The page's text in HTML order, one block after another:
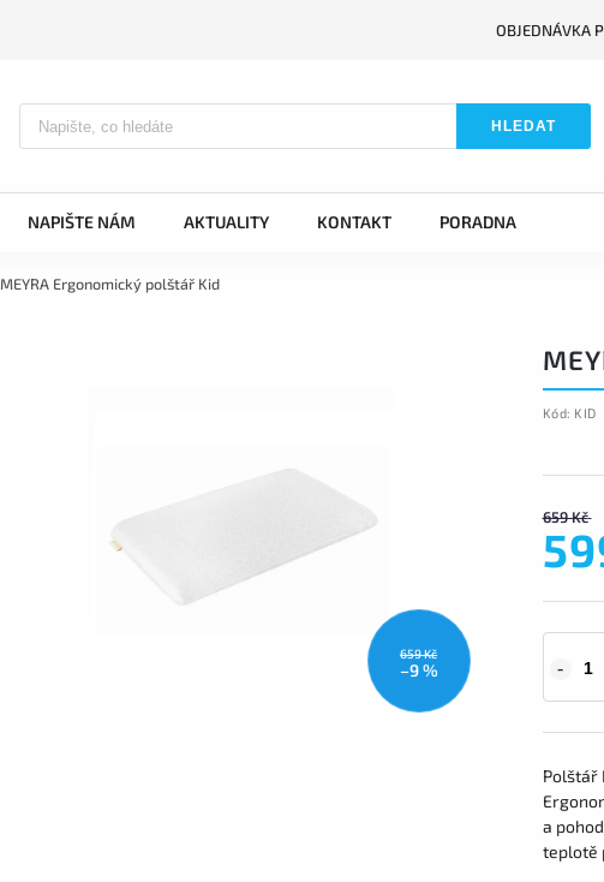
OBJEDNÁVKA
HLEDAT
NAPIŠTE NÁM AKTUALITY KONTAKT PORADNA
MEYRA Ergonomický polštář Kid
659 Kč
–9 %
Kód: KID
659 Kč
Polštář
a
teplotě